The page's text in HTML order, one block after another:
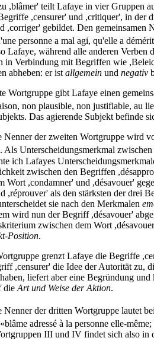
,blâmer' teilt Lafaye in vier Gruppen
,censurer' und ,critiquer', in der
,corriger' gebildet. Den gemeinsamen
personne a mal agi, qu'elle a
Lafaye, während alle anderen
in Verbindung mit Begriffen wie
abheben: er ist allgemein und negativ
Wortgruppe gibt Lafaye einen
non plausible, non justifiable, au
Das agierende Subjekt befinde
Nenner der zweiten Wortgruppe wird
Als Unterscheidungsmerkmal
ich Lafayes
zwischen den Begriffen
Wort ,condamner' und ,désavouer'
,réprouver' als den stärksten der drei
sie nach den Merkmalen
wird nun der Begriff ,désavouer'
zwischen dem Wort
Position.
grenzt Lafaye die Begriffe
,censurer' die Idee der Autorität zu,
liefert aber eine Begründung
die Art und Weise der Aktion.
Nenner der dritten Wortgruppe lautet
adressé à la personne elle-
III und IV findet sich also in